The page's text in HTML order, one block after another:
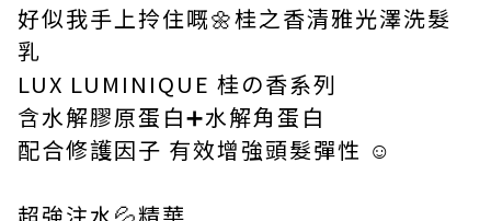
好似我手上拎住嘅🌼桂之香清雅光澤洗髮
乳
LUX LUMINIQUE 桂の香系列
含水解膠原蛋白➕水解角蛋白
配合修護因子 有效增強頭髮彈性 ☺️
超強注水💦精華